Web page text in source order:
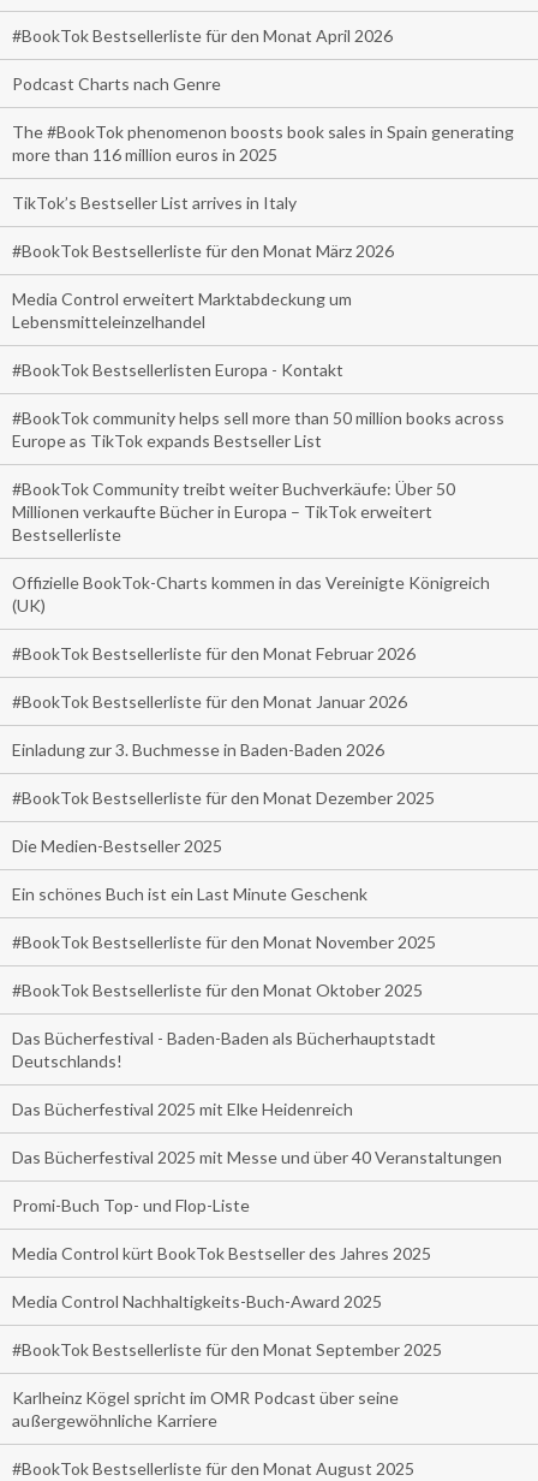
#BookTok Bestsellerliste für den Monat April 2026
Podcast Charts nach Genre
The #BookTok phenomenon boosts book sales in Spain generating
more than 116 million euros in 2025
TikTok’s Bestseller List arrives in Italy
#BookTok Bestsellerliste für den Monat März 2026
Media Control erweitert Marktabdeckung um
Lebensmitteleinzelhandel
#BookTok Bestsellerlisten Europa - Kontakt
#BookTok community helps sell more than 50 million books across
Europe as TikTok expands Bestseller List
#BookTok Community treibt weiter Buchverkäufe: Über 50
Millionen verkaufte Bücher in Europa – TikTok erweitert
Bestsellerliste
Offizielle BookTok-Charts kommen in das Vereinigte Königreich
(UK)
#BookTok Bestsellerliste für den Monat Februar 2026
#BookTok Bestsellerliste für den Monat Januar 2026
Einladung zur 3. Buchmesse in Baden-Baden 2026
#BookTok Bestsellerliste für den Monat Dezember 2025
Die Medien-Bestseller 2025
Ein schönes Buch ist ein Last Minute Geschenk
#BookTok Bestsellerliste für den Monat November 2025
#BookTok Bestsellerliste für den Monat Oktober 2025
Das Bücherfestival - Baden-Baden als Bücherhauptstadt
Deutschlands!
Das Bücherfestival 2025 mit Elke Heidenreich
Das Bücherfestival 2025 mit Messe und über 40 Veranstaltungen
Promi-Buch Top- und Flop-Liste
Media Control kürt BookTok Bestseller des Jahres 2025
Media Control Nachhaltigkeits-Buch-Award 2025
#BookTok Bestsellerliste für den Monat September 2025
Karlheinz Kögel spricht im OMR Podcast über seine
außergewöhnliche Karriere
#BookTok Bestsellerliste für den Monat August 2025